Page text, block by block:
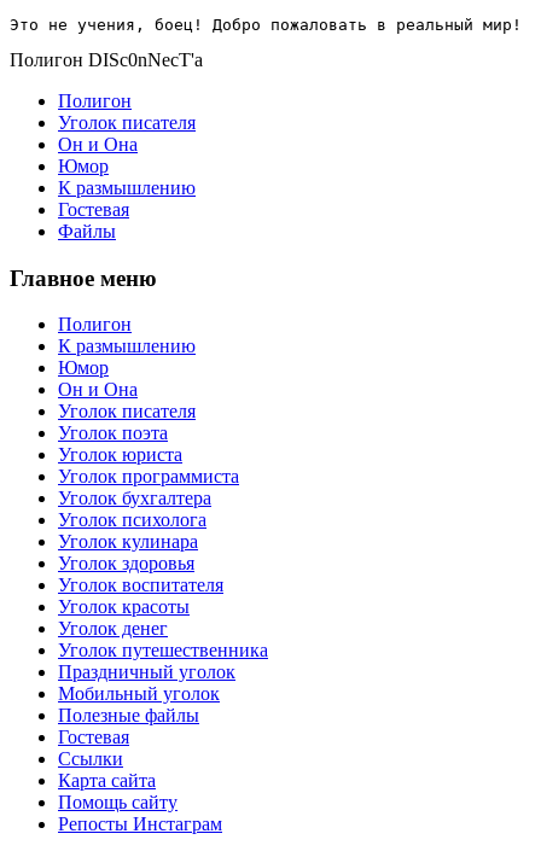
Это не учения, боец! Добро пожаловать в реальный мир!
Полигон DISc0nNecT'a
Полигон
Уголок писателя
Он и Она
Юмор
К размышлению
Гостевая
Файлы
Главное меню
Полигон
К размышлению
Юмор
Он и Она
Уголок писателя
Уголок поэта
Уголок юриста
Уголок программиста
Уголок бухгалтера
Уголок психолога
Уголок кулинара
Уголок здоровья
Уголок воспитателя
Уголок красоты
Уголок денег
Уголок путешественника
Праздничный уголок
Мобильный уголок
Полезные файлы
Гостевая
Ссылки
Карта сайта
Помощь сайту
Репосты Инстаграм